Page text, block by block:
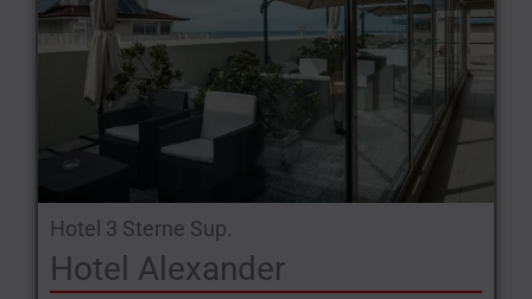
Hotel 3 Sterne Sup.
Hotel Alexander